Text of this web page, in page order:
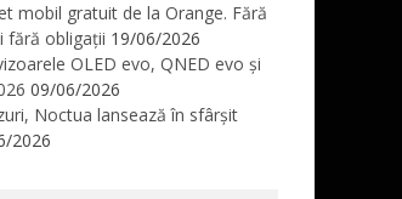
mobil gratuit de la Orange. Fără
fără obligații 19/06/2026
OLED evo, QNED evo și
09/06/2026
Noctua lansează în sfârșit
2026